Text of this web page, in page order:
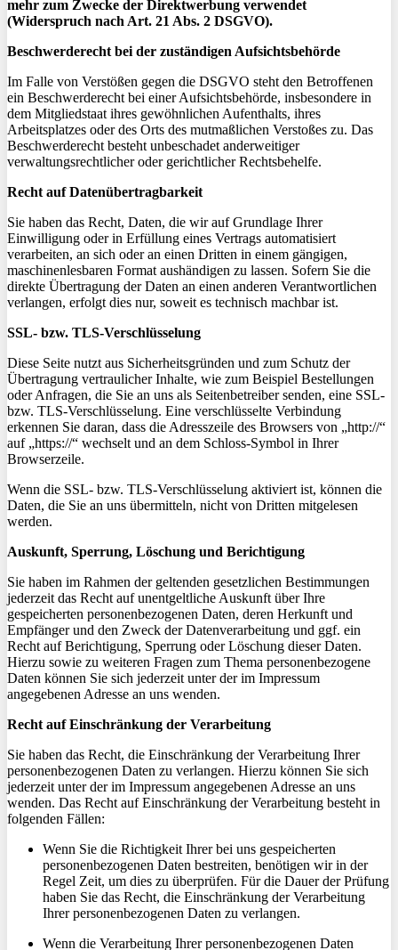
mehr zum Zwecke der Direktwerbung verwendet
(Widerspruch nach Art. 21 Abs. 2 DSGVO).
Beschwerderecht bei der zuständigen Aufsichtsbehörde
Im Falle von Verstößen gegen die DSGVO steht den Betroffenen
ein Beschwerderecht bei einer Aufsichtsbehörde, insbesondere in
dem Mitgliedstaat ihres gewöhnlichen Aufenthalts, ihres
Arbeitsplatzes oder des Orts des mutmaßlichen Verstoßes zu. Das
Beschwerderecht besteht unbeschadet anderweitiger
verwaltungsrechtlicher oder gerichtlicher Rechtsbehelfe.
Recht auf Datenübertragbarkeit
Sie haben das Recht, Daten, die wir auf Grundlage Ihrer
Einwilligung oder in Erfüllung eines Vertrags automatisiert
verarbeiten, an sich oder an einen Dritten in einem gängigen,
maschinenlesbaren Format aushändigen zu lassen. Sofern Sie die
direkte Übertragung der Daten an einen anderen Verantwortlichen
verlangen, erfolgt dies nur, soweit es technisch machbar ist.
SSL- bzw. TLS-Verschlüsselung
Diese Seite nutzt aus Sicherheitsgründen und zum Schutz der
Übertragung vertraulicher Inhalte, wie zum Beispiel Bestellungen
oder Anfragen, die Sie an uns als Seitenbetreiber senden, eine SSL-
bzw. TLS-Verschlüsselung. Eine verschlüsselte Verbindung
erkennen Sie daran, dass die Adresszeile des Browsers von „http://“
auf „https://“ wechselt und an dem Schloss-Symbol in Ihrer
Browserzeile.
Wenn die SSL- bzw. TLS-Verschlüsselung aktiviert ist, können die
Daten, die Sie an uns übermitteln, nicht von Dritten mitgelesen
werden.
Auskunft, Sperrung, Löschung und Berichtigung
Sie haben im Rahmen der geltenden gesetzlichen Bestimmungen
jederzeit das Recht auf unentgeltliche Auskunft über Ihre
gespeicherten personenbezogenen Daten, deren Herkunft und
Empfänger und den Zweck der Datenverarbeitung und ggf. ein
Recht auf Berichtigung, Sperrung oder Löschung dieser Daten.
Hierzu sowie zu weiteren Fragen zum Thema personenbezogene
Daten können Sie sich jederzeit unter der im Impressum
angegebenen Adresse an uns wenden.
Recht auf Einschränkung der Verarbeitung
Sie haben das Recht, die Einschränkung der Verarbeitung Ihrer
personenbezogenen Daten zu verlangen. Hierzu können Sie sich
jederzeit unter der im Impressum angegebenen Adresse an uns
wenden. Das Recht auf Einschränkung der Verarbeitung besteht in
folgenden Fällen:
Wenn Sie die Richtigkeit Ihrer bei uns gespeicherten
personenbezogenen Daten bestreiten, benötigen wir in der
Regel Zeit, um dies zu überprüfen. Für die Dauer der Prüfung
haben Sie das Recht, die Einschränkung der Verarbeitung
Ihrer personenbezogenen Daten zu verlangen.
Wenn die Verarbeitung Ihrer personenbezogenen Daten